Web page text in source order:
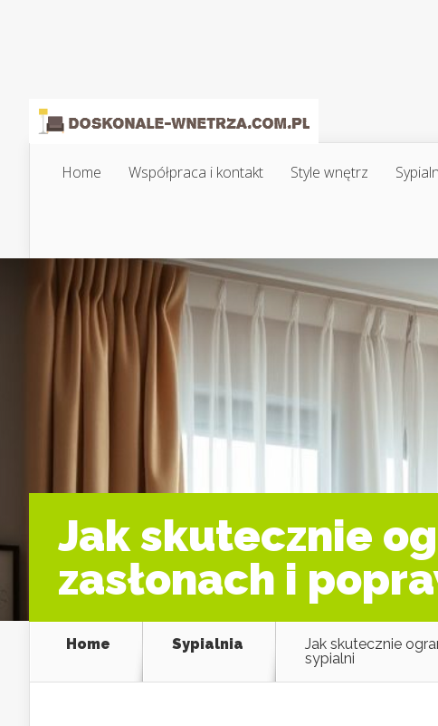
Home Współpraca i kontakt Style wnętrz
Jak skutecznie
zasłonach i
Home Sypialnia
Jak skutecznie
sypialni